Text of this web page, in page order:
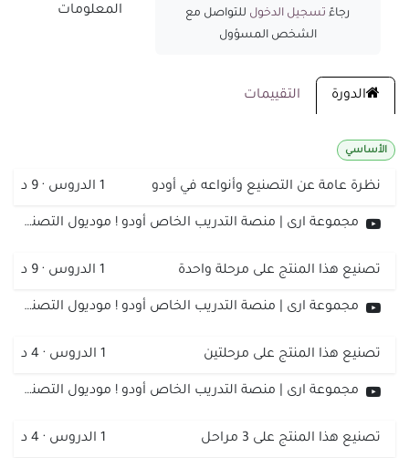
رجاءً تسجيل الدخول للتواصل مع
الشخص المسؤول
المعلومات
الدورة التقييمات
الأساسي
نظرة عامة عن التصنيع وأنواعه في أودو 1 الدروس · 9 د
مجموعة ارى | منصة التدريب الخاص أودو ! موديول التصنيع | قوائم المواد Bill of material
تصنيع هذا المنتج على مرحلة واحدة 1 الدروس · 9 د
مجموعة ارى | منصة التدريب الخاص أودو ! موديول التصنيع | تصنيع المنتج على مرحلة واحدة
تصنيع هذا المنتج على مرحلتين 1 الدروس · 4 د
مجموعة ارى | منصة التدريب الخاص أودو ! موديول التصنيع | تصنيع المنتج على مرحلة واحدة
تصنيع هذا المنتج على 3 مراحل 1 الدروس · 4 د